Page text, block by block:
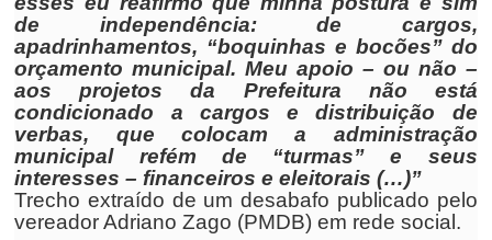
de independência: de cargos,
apadrinhamentos, “boquinhas e bocões” do
orçamento municipal. Meu apoio – ou não –
aos projetos da Prefeitura não está
condicionado a cargos e distribuição de
verbas, que colocam a administração
municipal refém de “turmas” e seus
interesses – financeiros e eleitorais (…)”
Trecho extraído de um desabafo publicado pelo
vereador Adriano Zago (PMDB) em rede social.